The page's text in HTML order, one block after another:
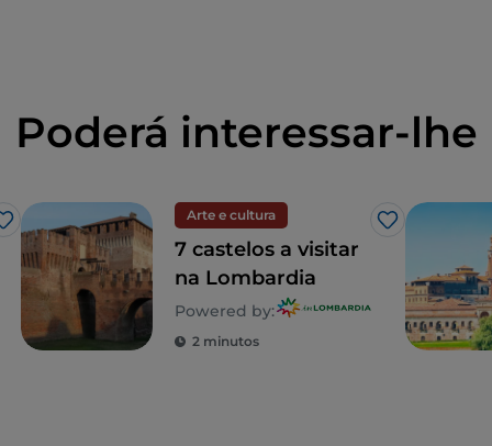
Poderá interessar-lhe
Gosto
Arte e cultura
Gosto
7 castelos a visitar
na Lombardia
Powered by:
2 minutos